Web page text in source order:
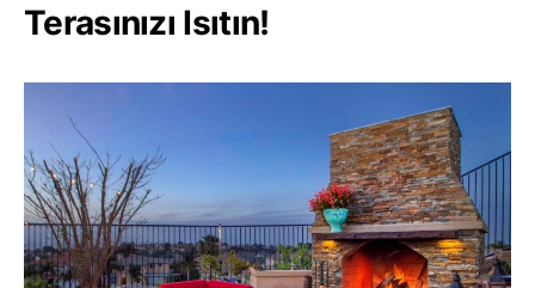
Terasınızı Isıtın!